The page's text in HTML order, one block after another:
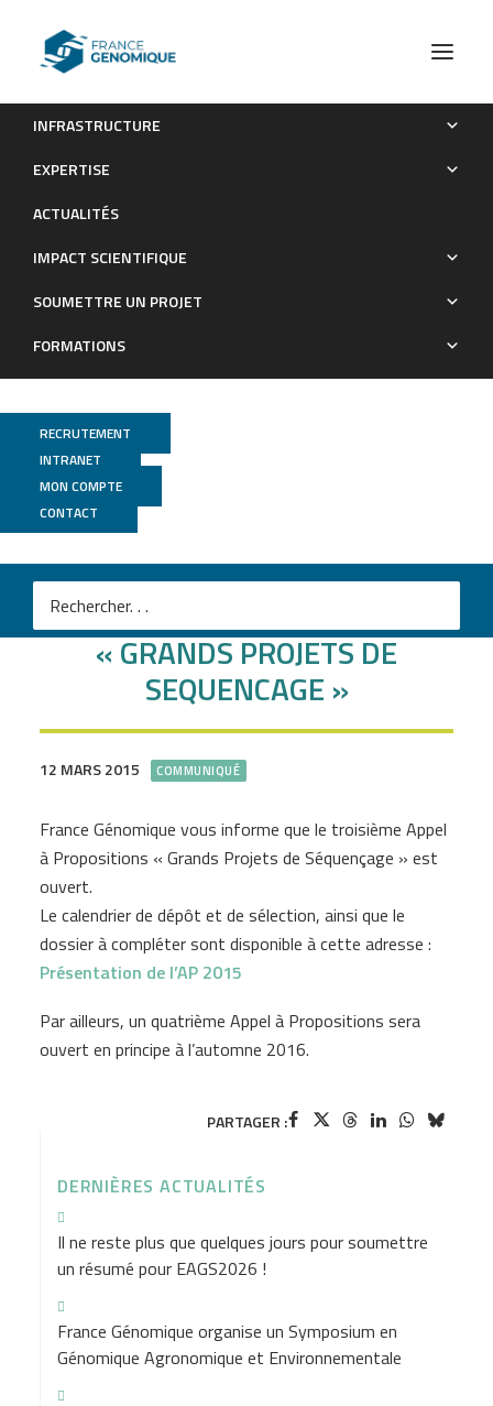
INFRASTRUCTURE
EXPERTISE
ACTUALITÉS
IMPACT SCIENTIFIQUE
SOUMETTRE UN PROJET
FORMATIONS
RECRUTEMENT
INTRANET
MON COMPTE
CONTACT
Ouverture du 3ème AAP « GRANDS PROJETS DE
Communiqué
Ouverture du 3ème AAP
« GRANDS PROJETS DE
SEQUENCAGE »
12 MARS 2015 COMMUNIQUÉ
France Génomique vous informe que le troisième Appel
à Propositions « Grands Projets de Séquençage » est
ouvert.
Le calendrier de dépôt et de sélection, ainsi que le
dossier à compléter sont disponible à cette adresse :
Présentation de l’AP 2015
Par ailleurs, un quatrième Appel à Propositions sera
ouvert en principe à l’automne 2016.
PARTAGER :
DERNIÈRES ACTUALITÉS
Il ne reste plus que quelques jours pour soumettre
un résumé pour EAGS2026 !
France Génomique organise un Symposium en
Génomique Agronomique et Environnementale